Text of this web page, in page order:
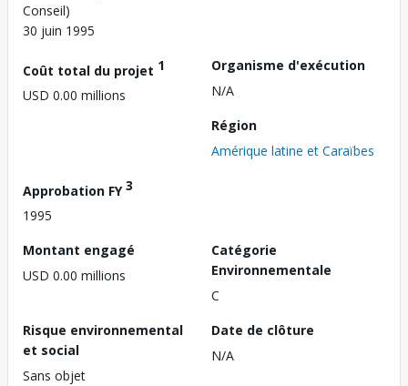
Conseil)
30 juin 1995
Coût total du projet 1
USD 0.00 millions
Organisme d'exécution
N/A
Région
Amérique latine et Caraïbes
Approbation FY3
1995
Montant engagé
USD 0.00 millions
Catégorie
Environnementale
C
Risque environnemental
et social
Sans objet
Date de clôture
N/A